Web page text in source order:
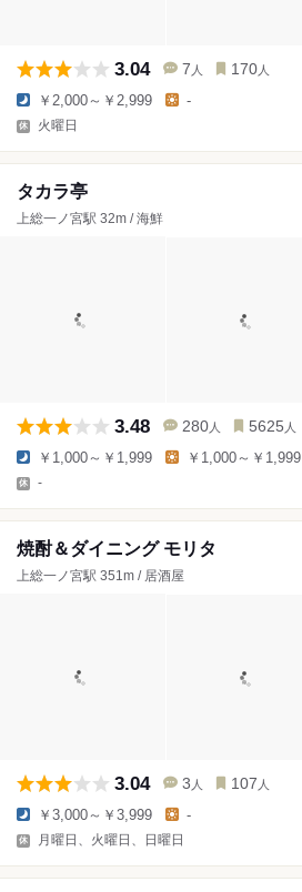
3.04 7 人 170 人
￥2,000～￥2,999 -
火曜日
タカラ亭
上総一ノ宮駅 32m / 海鮮
3.48 280 人 5625 人
￥1,000～￥1,999 ￥1,000～￥1,999
-
焼酎＆ダイニング モリタ
上総一ノ宮駅 351m / 居酒屋
3.04 3 人 107 人
￥3,000～￥3,999 -
月曜日、火曜日、日曜日